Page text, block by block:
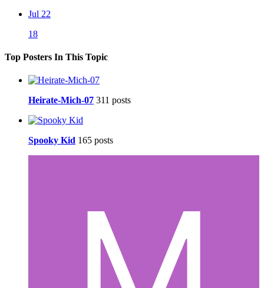
Jul 22
18
Top Posters In This Topic
Heirate-Mich-07 311 posts
Spooky Kid 165 posts